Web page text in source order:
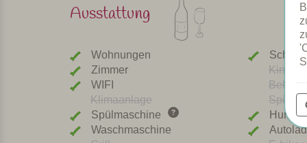
Ausstattung
Wohnungen
Zimmer
WIFI
Klimaanlage
Spülmaschine
Hunde
Waschmaschine